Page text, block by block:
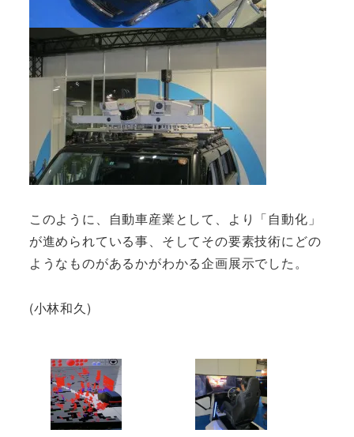
このように、自動車産業として、より「自動化」
が進められている事、そしてその要素技術にどの
ようなものがあるかがわかる企画展示でした。
(小林和久)